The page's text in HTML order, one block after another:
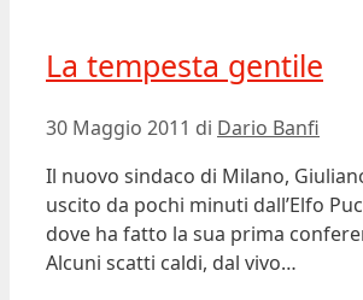
La tempesta gentile
30 Maggio 2011 di Dario Banfi
Il nuovo sindaco di Milano,
uscito da pochi minuti dall’Elfo
dove ha fatto la sua prima
Alcuni scatti caldi, dal vivo…